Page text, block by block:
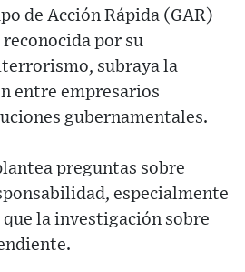
de Acción Rápida (GAR)
por su
subraya la
entre empresarios
gubernamentales.
preguntas sobre
especialmente
la investigación sobre